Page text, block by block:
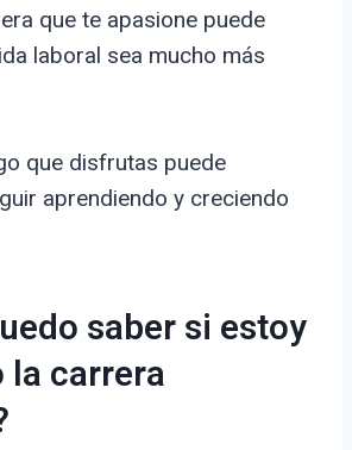
que te apasione puede
laboral sea mucho más
que disfrutas puede
aprendiendo y creciendo
saber si estoy
carrera